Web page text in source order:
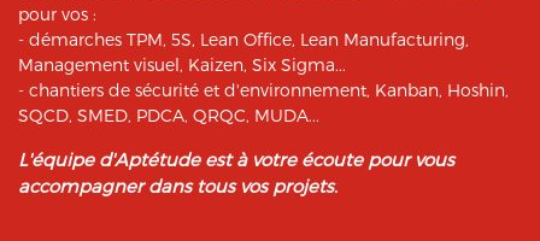
pour vos :
- démarches TPM, 5S, Lean Office, Lean Manufacturing,
Management visuel, Kaizen, Six Sigma...
- chantiers de sécurité et d'environnement, Kanban, Hoshin,
SQCD, SMED, PDCA, QRQC, MUDA...
L'équipe d'Aptétude est à votre écoute pour vous
accompagner dans tous vos projets.